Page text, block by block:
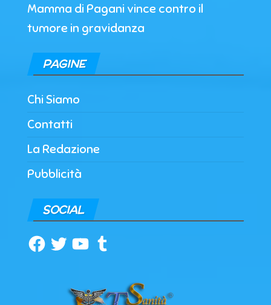
Mamma di Pagani vince contro il
tumore in gravidanza
PAGINE
Chi Siamo
Contatti
La Redazione
Pubblicità
SOCIAL
Facebook
TwitterYouTubeTumblr